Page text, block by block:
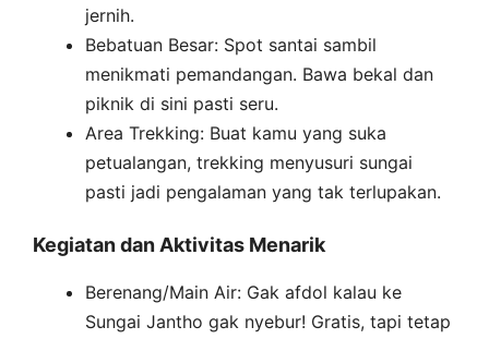
jernih.
Bebatuan Besar: Spot santai sambil
menikmati pemandangan. Bawa bekal dan
piknik di sini pasti seru.
Area Trekking: Buat kamu yang suka
petualangan, trekking menyusuri sungai
pasti jadi pengalaman yang tak terlupakan.
Kegiatan dan Aktivitas Menarik
Berenang/Main Air: Gak afdol kalau ke
Sungai Jantho gak nyebur! Gratis, tapi tetap